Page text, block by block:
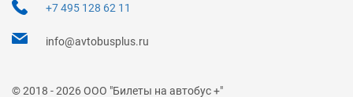
+7 495 128 62 11
info@avtobusplus.ru
© 2018 - 2026 ООО "Билеты на автобус +"